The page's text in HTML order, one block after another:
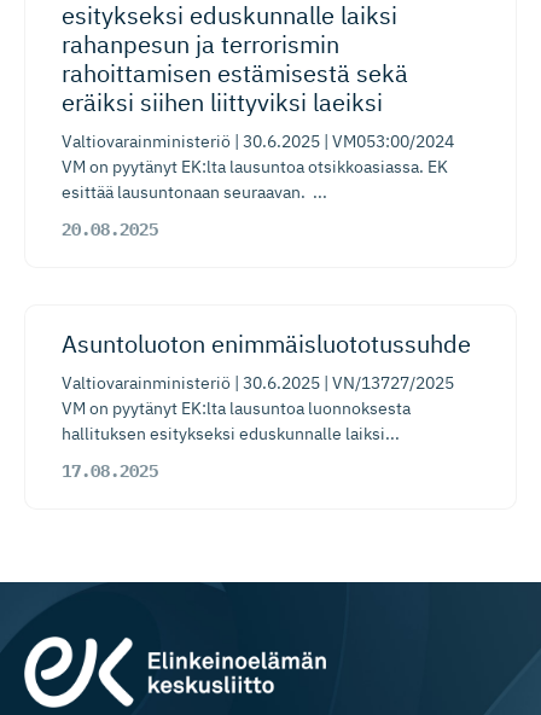
esitykseksi eduskunnalle laiksi
rahanpesun ja terrorismin
rahoittamisen estämisestä sekä
eräiksi siihen liittyviksi laeiksi
Valtiovarainministeriö | 30.6.2025 | VM053:00/2024
VM on pyytänyt EK:lta lausuntoa otsikkoasiassa. EK
esittää lausuntonaan seuraavan. ...
20.08.2025
​​Asuntoluoton enimmäisluo­to­tussuhde​
Valtiovarainministeriö | 30.6.2025 | VN/13727/2025
VM on pyytänyt EK:lta lausuntoa luonnoksesta
hallituksen esitykseksi eduskunnalle laiksi...
17.08.2025